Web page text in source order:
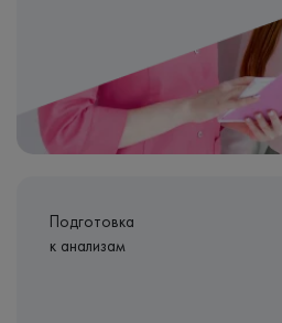
Подготовка
к анализам